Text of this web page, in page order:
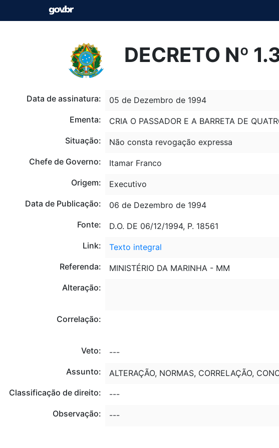
DECRETO Nº
Data de assinatura:
05 de Dezembro de 1994
Ementa:
CRIA O PASSADOR E A BARRETA DE
Situação:
Não consta revogação expressa
Chefe de Governo:
Itamar Franco
Origem:
Executivo
Data de Publicação:
06 de Dezembro de 1994
Fonte:
D.O. DE 06/12/1994, P. 18561
Link:
Texto integral
Referenda:
MINISTÉRIO DA MARINHA - MM
Alteração:
Correlação:
Veto:
---
Assunto:
ALTERAÇÃO, NORMAS, CORRELAÇÃO,
Classificação de direito:
---
Observação:
---